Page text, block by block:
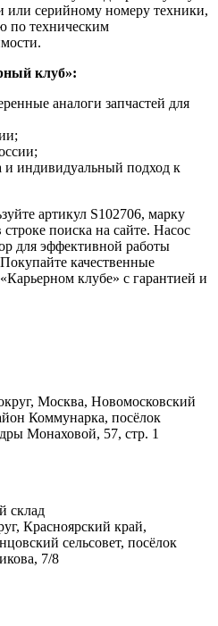
или серийному номеру техники,
по техническим
клуб»:
аналоги запчастей для
и индивидуальный подход к
артикул S102706, марку
поиска на сайте. Насос
для эффективной работы
качественные
клубе» с гарантией и
Москва, Новомосковский
Коммунарка, посёлок
Монаховой, 57, стр. 1
склад
Красноярский край,
сельсовет, посёлок
7/8